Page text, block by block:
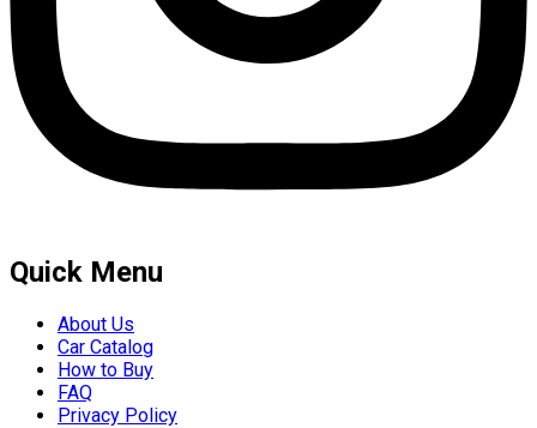
Quick Menu
About Us
Car Catalog
How to Buy
FAQ
Privacy Policy